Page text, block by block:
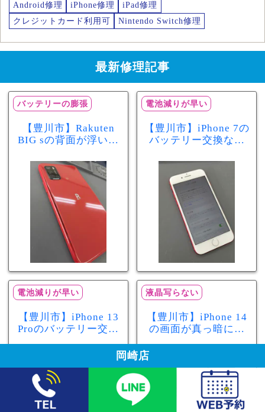
Android修理 iPhone修理
iPad修理
クレジットカード利用可
Nintendo Switch修理
最新修理記事
バッテリーの膨張
【豊川市】Rakuten
BIG sの背面が浮いて
リー膨張のサインか
もしれません！バッ
テリー交換修理事例
電池減りが早い
【豊川市】iPhone 7の
バッテリー交換なら
最大容量70％で電池
の減りが早い症状も
当日60分で改善
電池減りが早い
【豊川市】iPhone 13
Proのバッテリー交換
が早い症状も当日90
液晶写らない
【豊川市】iPhone 14
の画面が真っ暗に…
修理！データそのま
岡崎店